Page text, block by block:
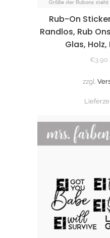
Rub-On Sticker
Randlos, Rub
Glas, Holz,
€3,90
zzgl.